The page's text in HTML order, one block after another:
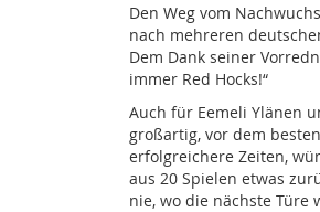
Den Weg vom
nach mehreren
Dem Dank seiner
immer Red Hocks!“
Auch für Eemeli Ylänen
großartig, vor dem
erfolgreichere Zeiten,
aus 20 Spielen etwas
nie, wo die nächste Türe